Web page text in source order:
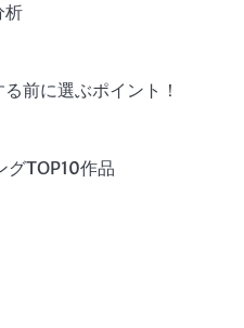
析
前に選ぶポイント！
グTOP10作品